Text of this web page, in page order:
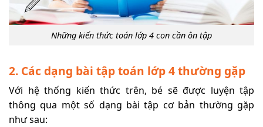
Những kiến thức toán lớp 4 con cần ôn tập
2. Các dạng bài tập toán lớp 4 thường gặp
Với hệ thống kiến thức trên, bé sẽ được luyện tập
thông qua một số dạng bài tập cơ bản thường gặp
như sau: